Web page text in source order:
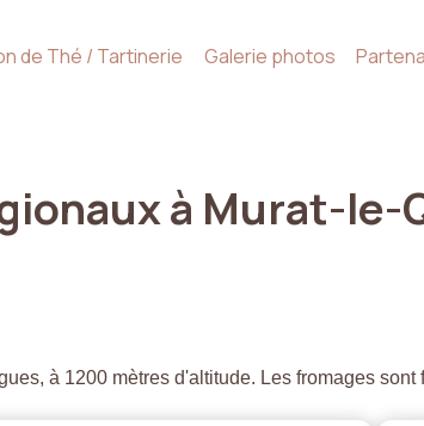
de Thé / Tartinerie Galerie photos
à Murat-le-
à 1200 mètres d'altitude. Les fromages